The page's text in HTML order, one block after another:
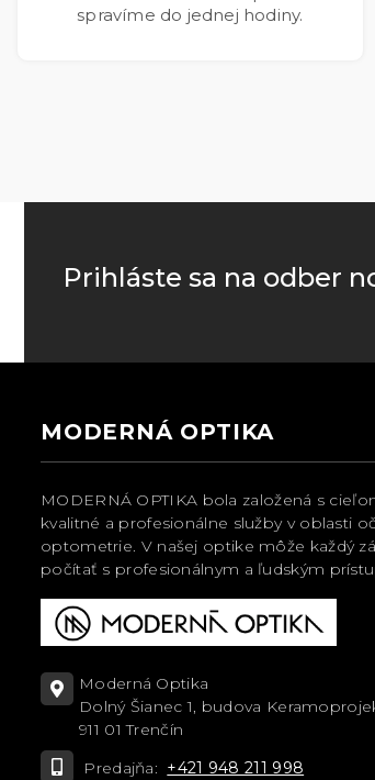
spravíme do jednej hodiny.
Prihláste sa na odber
MODERNÁ OPTIKA
MODERNÁ OPTIKA bola založená s
kvalitné a profesionálne služby v oblasti
optometrie. V našej optike môže každý
počítať s profesionálnym a ľudským
Moderná Optika
Dolný Šianec 1, budova
911 01 Trenčín
Predajňa: +421 948 211 998